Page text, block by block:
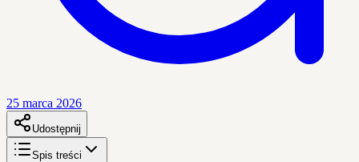
25 marca 2026
Udostępnij
Spis treści